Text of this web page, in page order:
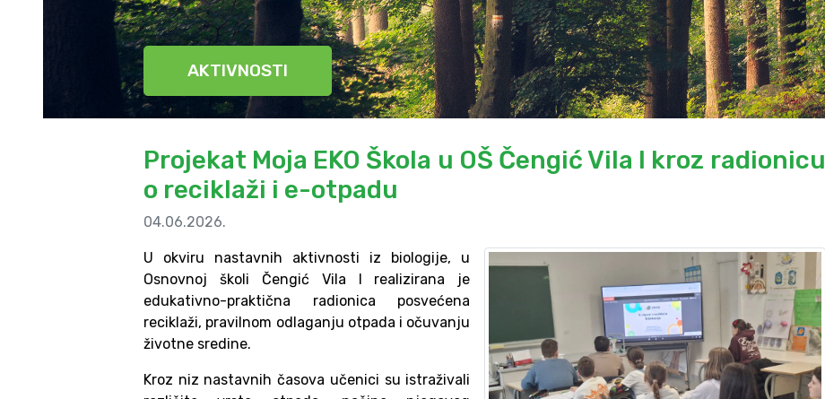
AKTIVNOSTI
Projekat Moja EKO Škola u OŠ Čengić Vila I kroz radionicu
o reciklaži i e-otpadu
04.06.2026.
U okviru nastavnih aktivnosti iz biologije, u
Osnovnoj školi Čengić Vila I realizirana je
edukativno-praktična radionica posvećena
reciklaži, pravilnom odlaganju otpada i očuvanju
životne sredine.
Kroz niz nastavnih časova učenici su istraživali